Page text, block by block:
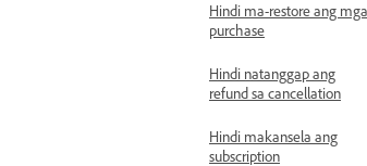
Hindi ma-restore ang mga
purchase
Hindi natanggap ang
refund sa cancellation
Hindi makansela ang
subscription